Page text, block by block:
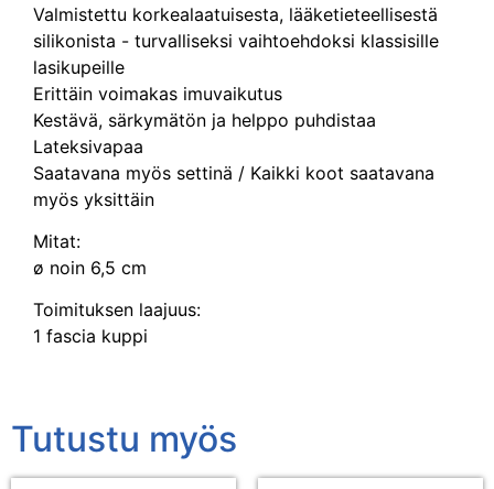
Valmistettu korkealaatuisesta, lääketieteellisestä
silikonista - turvalliseksi vaihtoehdoksi klassisille
lasikupeille
Erittäin voimakas imuvaikutus
Kestävä, särkymätön ja helppo puhdistaa
Lateksivapaa
Saatavana myös settinä / Kaikki koot saatavana
myös yksittäin
Mitat:
ø noin 6,5 cm
Toimituksen laajuus:
1 fascia kuppi
Tutustu myös